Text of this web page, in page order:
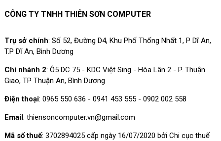
CÔNG TY TNHH THIÊN SƠN COMPUTER
Trụ sở chính: Số 52, Đường D4, Khu Phố Thống Nhất 1, P Dĩ An,
T.P Dĩ An, Bình Dương
Chi nhánh 2: Ô5 DC 75 - KDC Việt Sing - Hòa Lân 2 - P. Thuận
Giao, TP Thuận An, Bình Dương
Điện thoại: 0965 550 636 - 0941 453 555 - 0902 002 558
Email : thiensoncomputer.vn@gmail.com
Mã số thuế: 3702894025 cấp ngày 16/07/2020 bởi Chi cục thuế